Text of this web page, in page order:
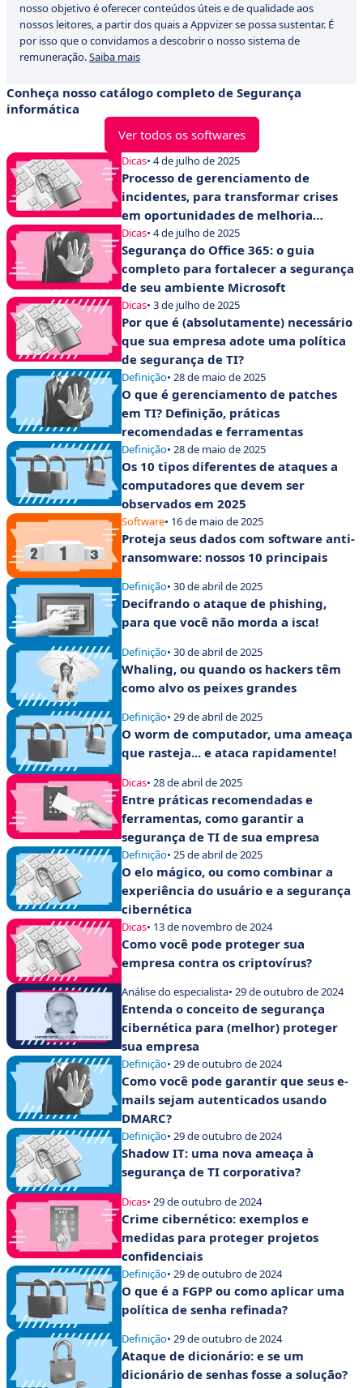
nosso objetivo é oferecer conteúdos úteis e de qualidade aos
nossos leitores, a partir dos quais a Appvizer se possa sustentar. É
por isso que o convidamos a descobrir o nosso sistema de
remuneração.Saiba mais
Conheça nosso catálogo completo de Segurança
informática
Ver todos os softwares
Dicas• 4 de julho de 2025
Processo de gerenciamento de
incidentes, para transformar crises
em oportunidades de melhoria
contínua
Dicas• 4 de julho de 2025
Segurança do Office 365: o guia
completo para fortalecer a segurança
de seu ambiente Microsoft
Dicas• 3 de julho de 2025
Por que é (absolutamente) necessário
que sua empresa adote uma política
de segurança de TI?
Definição• 28 de maio de 2025
O que é gerenciamento de patches
em TI? Definição, práticas
recomendadas e ferramentas
Definição• 28 de maio de 2025
Os 10 tipos diferentes de ataques a
computadores que devem ser
observados em 2025
Software• 16 de maio de 2025
Proteja seus dados com software anti-
ransomware: nossos 10 principais
Definição• 30 de abril de 2025
Decifrando o ataque de phishing,
para que você não morda a isca!
Definição• 30 de abril de 2025
Whaling, ou quando os hackers têm
como alvo os peixes grandes
Definição• 29 de abril de 2025
O worm de computador, uma ameaça
que rasteja... e ataca rapidamente!
Dicas• 28 de abril de 2025
Entre práticas recomendadas e
ferramentas, como garantir a
segurança de TI de sua empresa
Definição• 25 de abril de 2025
O elo mágico, ou como combinar a
experiência do usuário e a segurança
cibernética
Dicas• 13 de novembro de 2024
Como você pode proteger sua
empresa contra os criptovírus?
Análise do especialista• 29 de outubro de 2024
Entenda o conceito de segurança
cibernética para (melhor) proteger
sua empresa
Definição• 29 de outubro de 2024
Como você pode garantir que seus e-
mails sejam autenticados usando
DMARC?
Definição• 29 de outubro de 2024
Shadow IT: uma nova ameaça à
segurança de TI corporativa?
Dicas• 29 de outubro de 2024
Crime cibernético: exemplos e
medidas para proteger projetos
confidenciais
Definição• 29 de outubro de 2024
O que é a FGPP ou como aplicar uma
política de senha refinada?
Definição• 29 de outubro de 2024
Ataque de dicionário: e se um
dicionário de senhas fosse a solução?